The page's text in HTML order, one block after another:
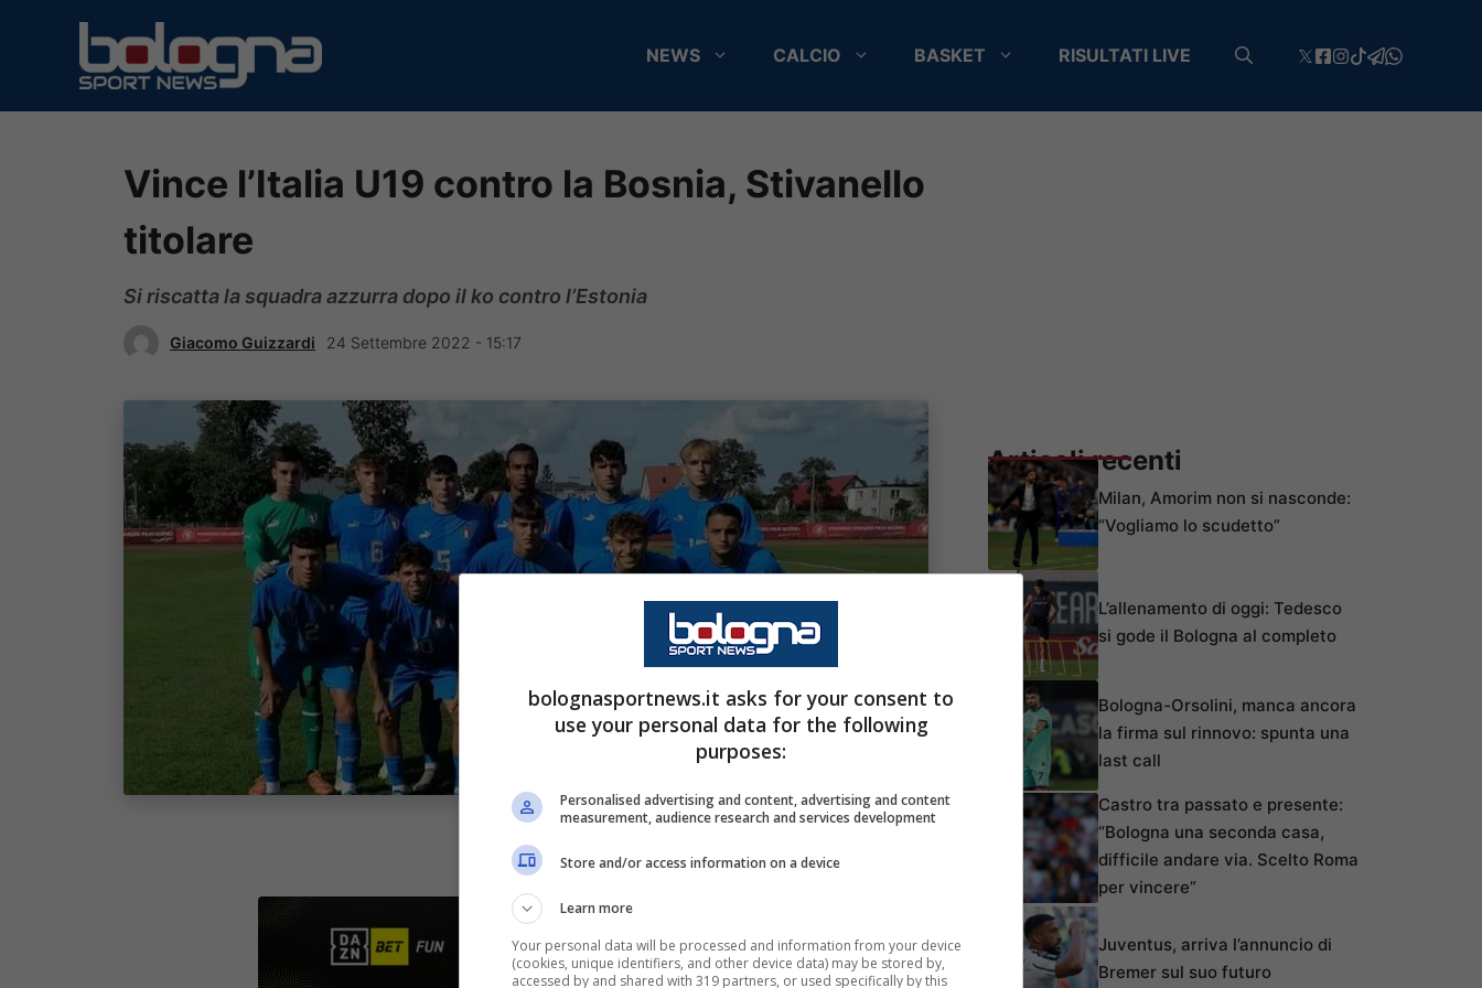
contenuto
NEWS CALCIO BASKET RISULTATI LIVE
Vince l’Italia U19 contro la Bosnia, Stivanello
titolare
Si riscatta la squadra azzurra dopo il ko contro l’Estonia
Giacomo Guizzardi 24 Settembre 2022 - 15:17
Articoli recenti
Milan, Amorim non si nasconde:
“Vogliamo lo scudetto”
L’allenamento di oggi: Tedesco
si gode il Bologna al completo
Bologna-Orsolini, manca ancora
la firma sul rinnovo: spunta una
last call
Castro tra passato e presente:
“Bologna una seconda casa,
difficile andare via. Scelto Roma
per vincere”
Juventus, arriva l’annuncio di
Bremer sul suo futuro
bolognasportnews.it asks for your consent to
use your personal data for the following
purposes:
Personalised advertising and content, advertising and content
measurement, audience research and services development
Store and/or access information on a device
Learn more
Your personal data will be processed and information from your device
(cookies, unique identifiers, and other device data) may be stored by,
accessed by and shared with 319 partners, or used specifically by this